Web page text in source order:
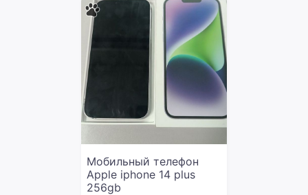
Мобильный телефон
Apple iphone 14 plus
256gb